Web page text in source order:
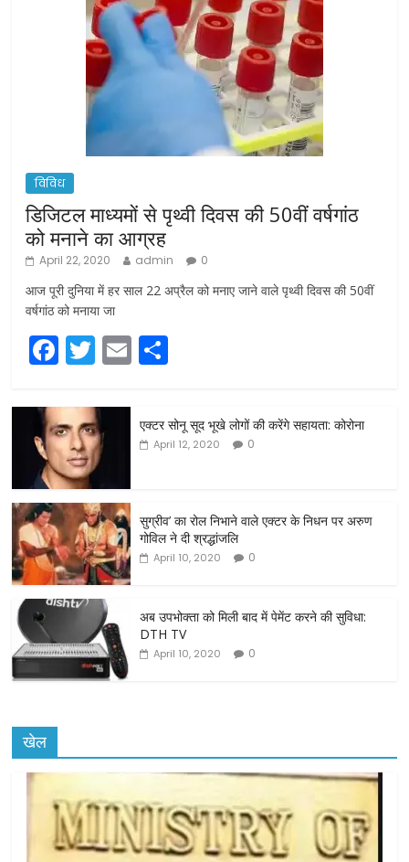
विविध
डिजिटल माध्यमों से पृथ्वी दिवस की 50वीं वर्षगांठ
को मनाने का आग्रह
April 22, 2020 admin 0
आज पूरी दुनिया में हर साल 22 अप्रैल को मनाए जाने वाले पृथ्वी दिवस की 50वीं
वर्षगांठ को मनाया जा
F
c
e
b
o
o
k
T
itt
er
E
ar
e
एक्टर सोनू सूद भूखे लोगों की करेंगे सहायता: कोरोना
April 12, 2020 0
सुग्रीव’ का रोल निभाने वाले एक्टर के निधन पर अरुण
गोविल ने दी श्रद्धांजलि
April 10, 2020 0
अब उपभोक्ता को मिली बाद में पेमेंट करने की सुविधा:
DTH TV
April 10, 2020 0
खेल